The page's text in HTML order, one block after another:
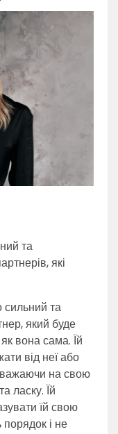
та
які
сильний та
який буде
вона сама. Їй
від неї або
на свою
ласку. Їй
їй свою
і не